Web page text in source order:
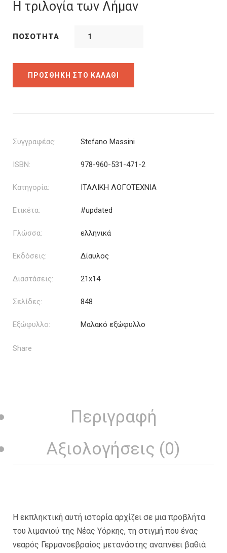
28.50€.
Η τριλογία των Λήμαν
ΠΟΣΌΤΗΤΑ
ΠΡΟΣΘΉΚΗ ΣΤΟ ΚΑΛΆΘΙ
Συγγραφέας: Stefano Massini
ISBN: 978-960-531-471-2
Κατηγορία: ΙΤΑΛΙΚΗ ΛΟΓΟΤΕΧΝΙΑ
Ετικέτα: #updated
Γλώσσα: ελληνικά
Εκδόσεις: Δίαυλος
Διαστάσεις: 21x14
Σελίδες: 848
Εξώφυλλο: Μαλακό εξώφυλλο
Share
Περιγραφή
Αξιολογήσεις (0)
Η εκπληκτική αυτή ιστορία αρχίζει σε μια προβλήτα
του λιμανιού της Νέας Υόρκης, τη στιγμή που ένας
νεαρός Γερμανοεβραίος μετανάστης αναπνέει βαθιά